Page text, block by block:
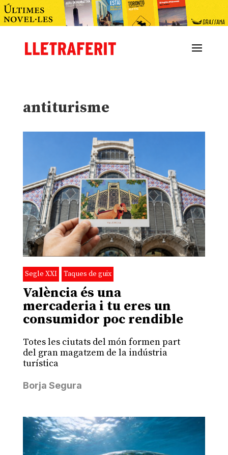
antiturisme
Segle XXI Taques de guix
València és una
mercaderia i tu eres un
consumidor poc rendible
Totes les ciutats del món formen part
del gran magatzem de la indústria
turística
Borja Segura